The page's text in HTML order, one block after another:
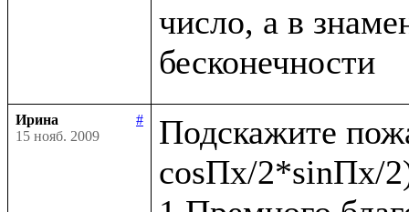
число, а в
Ирина
#
15 нояб. 2009
Подскажите
cosПx/2*sinПx/